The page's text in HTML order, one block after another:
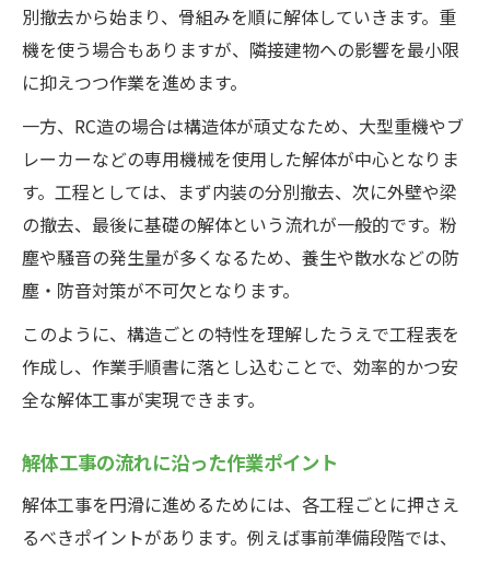
別撤去から始まり、骨組みを順に解体していきます。重
機を使う場合もありますが、隣接建物への影響を最小限
に抑えつつ作業を進めます。
一方、RC造の場合は構造体が頑丈なため、大型重機やブ
レーカーなどの専用機械を使用した解体が中心となりま
す。工程としては、まず内装の分別撤去、次に外壁や梁
の撤去、最後に基礎の解体という流れが一般的です。粉
塵や騒音の発生量が多くなるため、養生や散水などの防
塵・防音対策が不可欠となります。
このように、構造ごとの特性を理解したうえで工程表を
作成し、作業手順書に落とし込むことで、効率的かつ安
全な解体工事が実現できます。
解体工事の流れに沿った作業ポイント
解体工事を円滑に進めるためには、各工程ごとに押さえ
るべきポイントがあります。例えば事前準備段階では、